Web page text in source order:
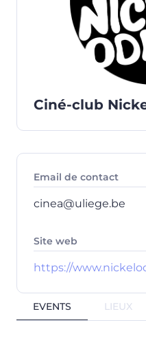
Ciné-club
Email de contact
cinea@uliege.be
Site web
https://
EVENTS LIEUX